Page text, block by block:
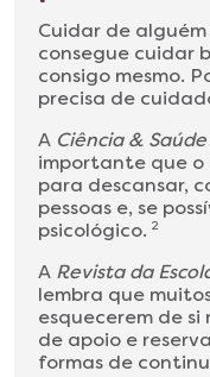
Cuidar de
consegue cuidar
consigo mesmo.
precisa de
A Ciência &
importante que
para descansar,
pessoas e, se
psicológico. 2
A Revista da
lembra que
esquecerem de si
de apoio e
formas de